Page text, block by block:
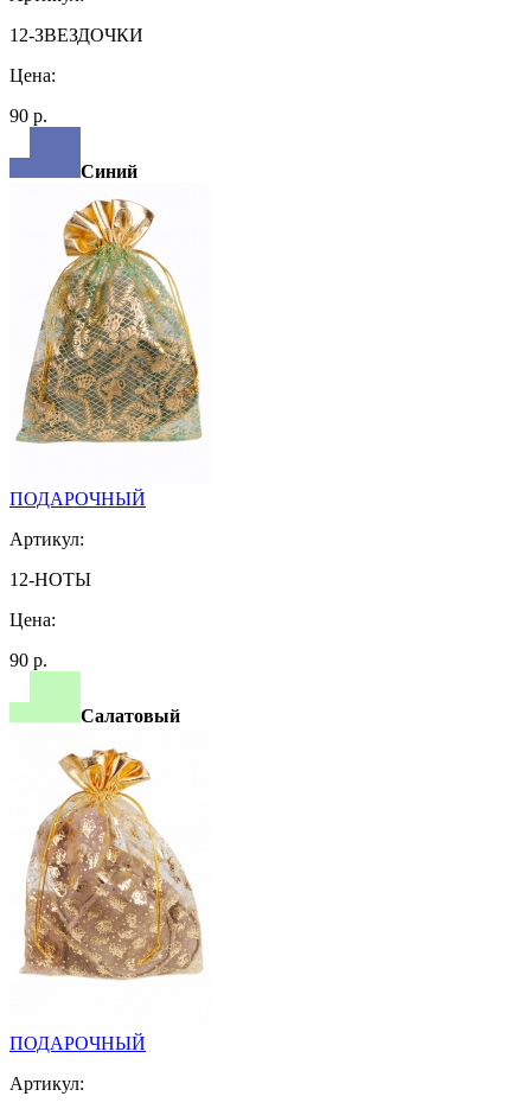
12-ЗВЕЗДОЧКИ
Цена:
90 р.
Синий
ПОДАРОЧНЫЙ
Артикул:
12-НОТЫ
Цена:
90 р.
Салатовый
ПОДАРОЧНЫЙ
Артикул: